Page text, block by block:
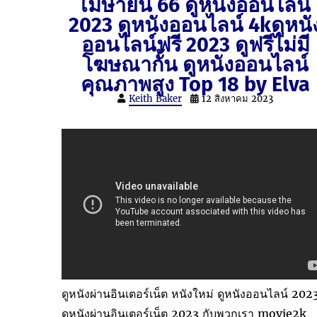
เมษายน 66 ดูหนังออนไลน์
2023 ดูหนังออนไลน์ 4kดูหนั
ออนไลน์ฟรี 2023 ดูฟรีไม่มี
โฆษณากั้น ดูหนังออนไลน์
คุณภาพสูง Top 18 by Elva
Keith Baker 12 สิงหาคม 2023
ดูหนังผ่านอินเตอร์เน็ต หนังใหม่ ดูหนังออนไลน์
ดูหนังผ่านอินเตอร์เน็ต 2023 กับพวกเรา movie2k